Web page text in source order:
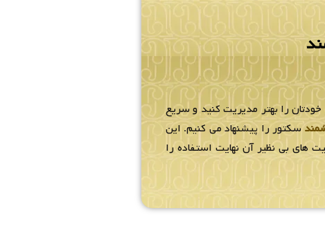
خودتان را بهتر مدیریت کنید و سریع
سکتور را پیشنهاد می کنیم. این
های بی نظیر آن نهایت استفاده را